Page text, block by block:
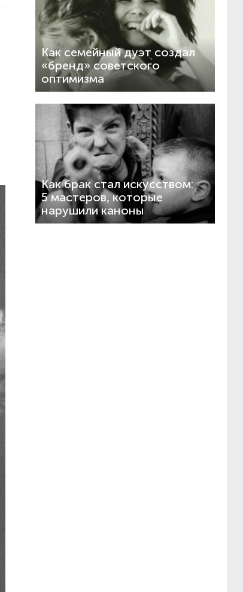
Как семейный дуэт создал
«бренд» советского
оптимизма
Как брак стал искусством:
5 мастеров, которые
нарушили каноны